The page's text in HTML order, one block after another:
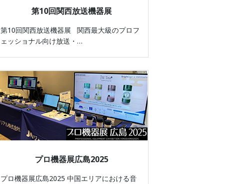
第10回関西放送機器展
第10回関西放送機器展 関西最大級のプロフ
ェッショナル向け放送・…
プロ機器展広島2025
プロ機器展広島2025 中国エリアにおける音